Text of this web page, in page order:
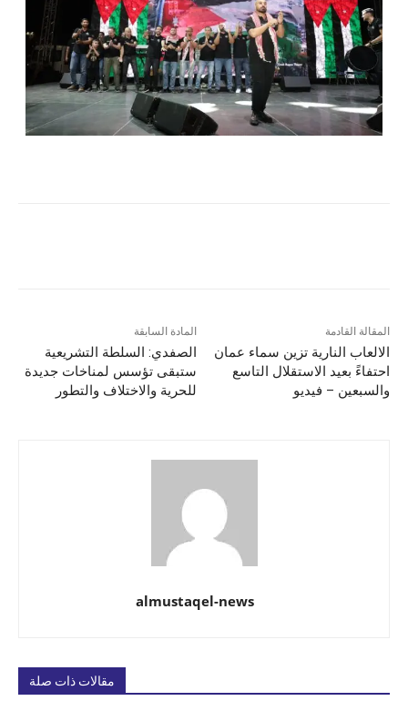
المادة السابقة
الصفدي: السلطة التشريعية
ستبقى تؤسس لمناخات جديدة
للحرية والاختلاف والتطور
المقالة القادمة
الالعاب النارية تزين سماء عمان
احتفاءً بعيد الاستقلال التاسع
والسبعين – فيديو
almustaqel-news
مقالات ذات صلة